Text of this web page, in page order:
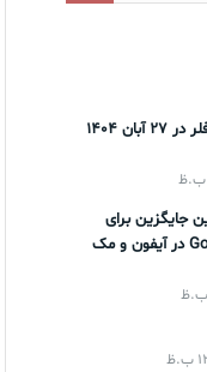
قطعی و اختلال کلودفلر در 27 آبان 1404
جایگزین برای
Google Authenticator در آیفون و مک